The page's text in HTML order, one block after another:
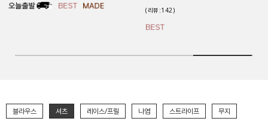
(리뷰:142)
블라우스 셔츠 레이스/프릴 나염 스트라이프 무지